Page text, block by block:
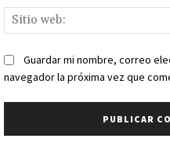
Guardar mi nombre, correo
navegador la próxima vez que